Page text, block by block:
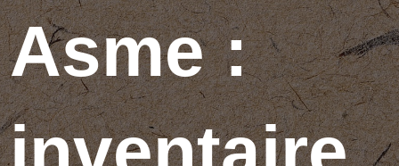
Asme :